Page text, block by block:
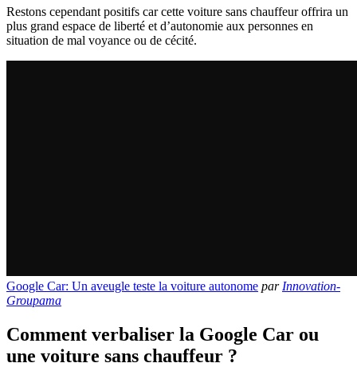
Restons cependant positifs car cette voiture sans chauffeur offrira un
plus grand espace de liberté et d’autonomie aux personnes en
situation de mal voyance ou de cécité.
Google Car: Un aveugle teste la voiture autonome par Innovation-
Groupama
Comment verbaliser la Google Car ou
une voiture sans chauffeur ?